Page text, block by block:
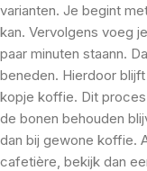
varianten. Je begint
kan. Vervolgens voeg
paar minuten staann.
beneden. Hierdoor
kopje koffie. Dit
de bonen behouden
dan bij gewone koffie.
cafetière, bekijk dan